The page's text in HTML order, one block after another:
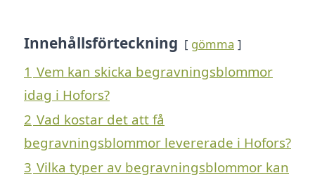
Innehållsförteckning gömma
1 Vem kan skicka begravningsblommor
idag i Hofors?
2 Vad kostar det att få
begravningsblommor levererade i Hofors?
3 Vilka typer av begravningsblommor kan